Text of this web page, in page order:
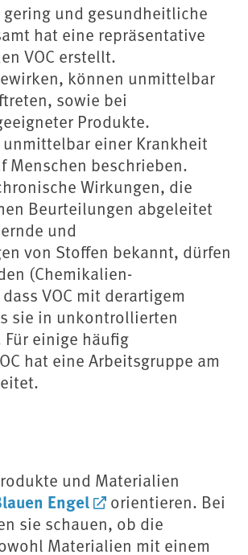
und gesundheitliche
hat eine repräsentative
VOC erstellt.
können unmittelbar
sowie bei
Produkte.
einer Krankheit
Menschen beschrieben.
Wirkungen, die
Beurteilungen abgeleitet
und
von Stoffen bekannt, dürfen
(Chemikalien-
VOC mit derartigem
sie in unkontrollierten
einige häufig
hat eine Arbeitsgruppe am
und Materialien
Engel
orientieren. Bei
sie schauen, ob die
Materialien mit einem